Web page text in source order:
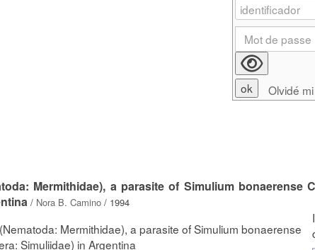
Mermithidae), a parasite of Simulium bonaerense
/ Nora B. Camino / 1994
Mermithidae), a parasite of Simulium bonaerense
Simuliidae) in Argentina
Olvidé